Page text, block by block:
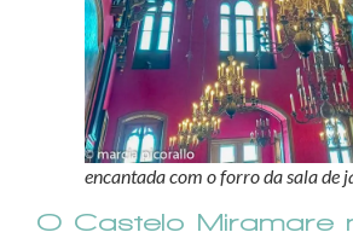
encantada com o forro da sala de
O Castelo Miramare